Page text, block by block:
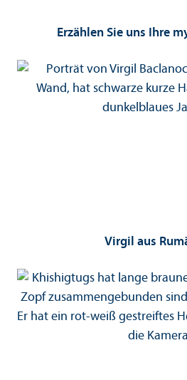
Erzählen Sie uns Ihre
Virgil aus